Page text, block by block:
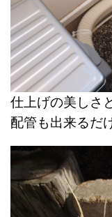
仕上げの美しさ
配管も出来るだ